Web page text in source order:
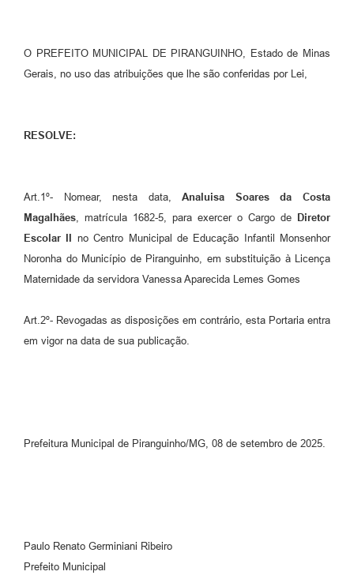
O PREFEITO MUNICIPAL DE PIRANGUINHO, Estado de Minas
Gerais, no uso das atribuições que lhe são conferidas por Lei,
RESOLVE:
Art.1º- Nomear, nesta data,Analuisa Soares da Costa
Magalhães , matrícula 1682-5, para exercer o Cargo de Diretor
Escolar II no Centro Municipal de Educação Infantil Monsenhor
Noronha do Município de Piranguinho, em substituição à Licença
Maternidade da servidora Vanessa Aparecida Lemes Gomes
Art.2º- Revogadas as disposições em contrário, esta Portaria entra
em vigor na data de sua publicação.
Prefeitura Municipal de Piranguinho/MG, 08 de setembro de 2025.
Paulo Renato Germiniani Ribeiro
Prefeito Municipal